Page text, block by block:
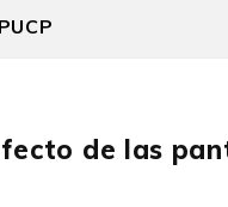
PUCP
de las